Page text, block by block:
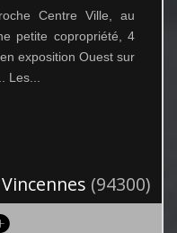
Centre Ville, au
petite copropriété, 4
exposition Ouest sur
Les...
Vincennes (94300)